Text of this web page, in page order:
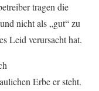
tragen die
nicht als „gut“ zu
Leid verursacht hat.
Erbe er steht.